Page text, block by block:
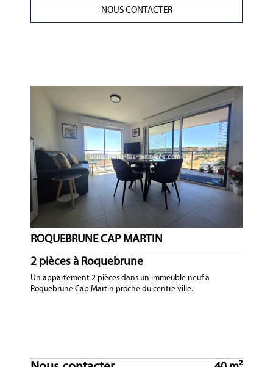
NOUS CONTACTER
ROQUEBRUNE CAP MARTIN
2 pièces à Roquebrune
Un appartement 2 pièces dans un immeuble neuf à
Roquebrune Cap Martin proche du centre ville.